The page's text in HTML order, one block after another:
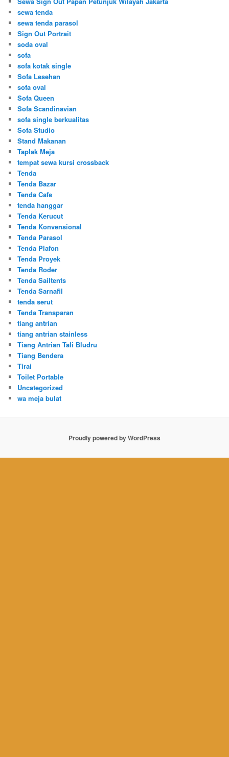
sewa tenda
sewa tenda parasol
Sign Out Portrait
soda oval
sofa
sofa kotak single
Sofa Lesehan
sofa oval
Sofa Queen
Sofa Scandinavian
sofa single berkualitas
Sofa Studio
Stand Makanan
Taplak Meja
tempat sewa kursi crossback
Tenda
Tenda Bazar
Tenda Cafe
tenda hanggar
Tenda Kerucut
Tenda Konvensional
Tenda Parasol
Tenda Plafon
Tenda Proyek
Tenda Roder
Tenda Sailtents
Tenda Sarnafil
tenda serut
Tenda Transparan
tiang antrian
tiang antrian stainless
Tiang Antrian Tali Bludru
Tiang Bendera
Tirai
Toilet Portable
Uncategorized
wa meja bulat
Proudly powered by WordPress